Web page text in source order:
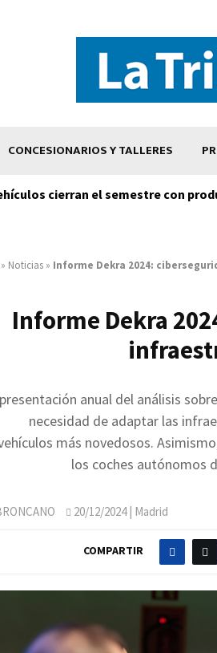
CONCESIONARIOS Y TALLERES
cierran el semestre con
» Noticias » Informe Dekra 2024:
Informe Dekra
anual del análisis
necesidad de adaptar las
más novedosos.
los coches autónomos
20/12/2024| Madrid
COMPARTIR